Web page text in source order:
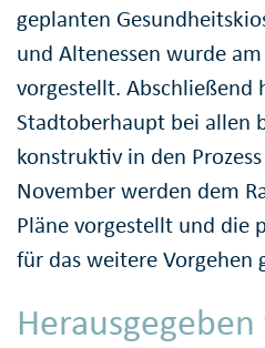
geplanten
und Altenessen wurde
vorgestellt. Abschließend
Stadtoberhaupt bei allen
konstruktiv in den
November werden dem
Pläne vorgestellt und die
für das weitere Vorgehen